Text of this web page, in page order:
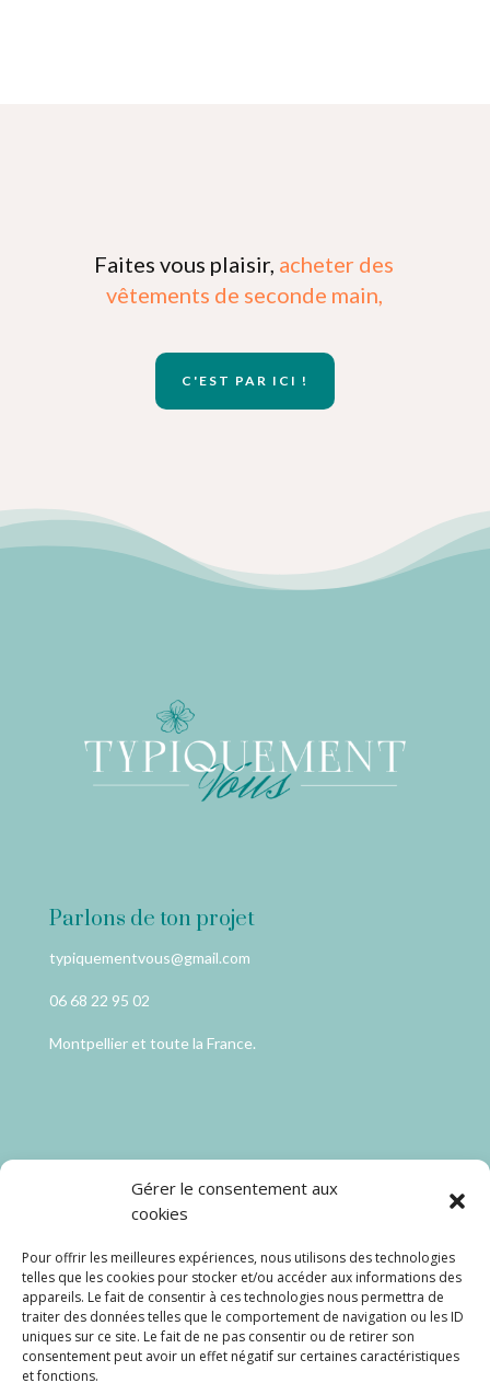
Gérer le consentement aux
cookies
Pour offrir les meilleures expériences, nous utilisons des technologies
telles que les cookies pour stocker et/ou accéder aux informations des
appareils. Le fait de consentir à ces technologies nous permettra de
traiter des données telles que le comportement de navigation ou les ID
uniques sur ce site. Le fait de ne pas consentir ou de retirer son
consentement peut avoir un effet négatif sur certaines caractéristiques
et fonctions.
Faites vous plaisir, acheter des
vêtements de seconde main,
C'EST PAR ICI !
Parlons de ton projet
typiquementvous@gmail.com
06 68 22 95 02
Montpellier et toute la France.
Catégories
Seconde main
Carte cadeau